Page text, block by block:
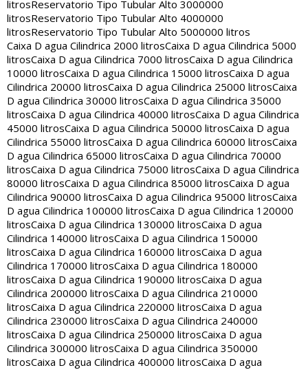
litrosReservatorio Tipo Tubular Alto 3000000
litrosReservatorio Tipo Tubular Alto 4000000
litrosReservatorio Tipo Tubular Alto 5000000 litros
Caixa D agua Cilindrica 2000 litrosCaixa D agua Cilindrica 5000
litrosCaixa D agua Cilindrica 7000 litrosCaixa D agua Cilindrica
10000 litrosCaixa D agua Cilindrica 15000 litrosCaixa D agua
Cilindrica 20000 litrosCaixa D agua Cilindrica 25000 litrosCaixa
D agua Cilindrica 30000 litrosCaixa D agua Cilindrica 35000
litrosCaixa D agua Cilindrica 40000 litrosCaixa D agua Cilindrica
45000 litrosCaixa D agua Cilindrica 50000 litrosCaixa D agua
Cilindrica 55000 litrosCaixa D agua Cilindrica 60000 litrosCaixa
D agua Cilindrica 65000 litrosCaixa D agua Cilindrica 70000
litrosCaixa D agua Cilindrica 75000 litrosCaixa D agua Cilindrica
80000 litrosCaixa D agua Cilindrica 85000 litrosCaixa D agua
Cilindrica 90000 litrosCaixa D agua Cilindrica 95000 litrosCaixa
D agua Cilindrica 100000 litrosCaixa D agua Cilindrica 120000
litrosCaixa D agua Cilindrica 130000 litrosCaixa D agua
Cilindrica 140000 litrosCaixa D agua Cilindrica 150000
litrosCaixa D agua Cilindrica 160000 litrosCaixa D agua
Cilindrica 170000 litrosCaixa D agua Cilindrica 180000
litrosCaixa D agua Cilindrica 190000 litrosCaixa D agua
Cilindrica 200000 litrosCaixa D agua Cilindrica 210000
litrosCaixa D agua Cilindrica 220000 litrosCaixa D agua
Cilindrica 230000 litrosCaixa D agua Cilindrica 240000
litrosCaixa D agua Cilindrica 250000 litrosCaixa D agua
Cilindrica 300000 litrosCaixa D agua Cilindrica 350000
litrosCaixa D agua Cilindrica 400000 litrosCaixa D agua